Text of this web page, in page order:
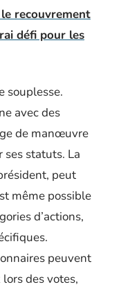
recouvrement
défi pour les
souplesse.
avec des
de manœuvre
statuts. La
peut
même possible
d’actions,
peuvent
des votes,